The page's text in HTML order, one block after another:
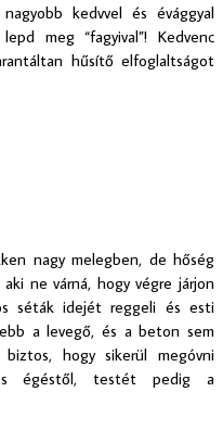
kedvvel és évággyal
meg “fagyival”! Kedvenc
hűsítő elfoglaltságot
nagy melegben, de hőség
ne várná, hogy végre járjon
séták idejét reggeli és esti
a levegő, és a beton sem
hogy sikerül megóvni
égéstől, testét pedig a